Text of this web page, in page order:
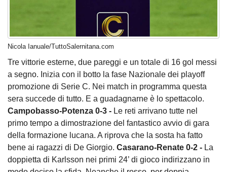
Nicola Ianuale/TuttoSalernitana.com
Tre vittorie esterne, due pareggi e un totale di 16 gol messi
a segno. Inizia con il botto la fase Nazionale dei playoff
promozione di Serie C. Nei match in programma questa
sera succede di tutto. E a guadagnarne è lo spettacolo.
Campobasso-Potenza 0-3 - Le reti arrivano tutte nel
primo tempo a dimostrazione del fantastico avvio di gara
della formazione lucana. A riprova che la sosta ha fatto
bene ai ragazzi di De Giorgio. Casarano-Renate 0-2 - La
doppietta di Karlsson nei primi 24’ di gioco indirizzano in